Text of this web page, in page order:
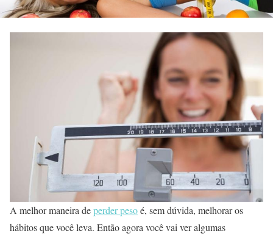
A melhor maneira deperder pesoé, sem dúvida, melhorar os
hábitos que você leva. Então agora você vai ver algumas